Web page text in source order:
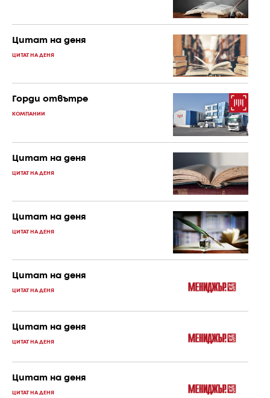
Цитат на деня
ЦИТАТ НА ДЕНЯ
Горди отвътре
КОМПАНИИ
Цитат на деня
ЦИТАТ НА ДЕНЯ
Цитат на деня
ЦИТАТ НА ДЕНЯ
Цитат на деня
ЦИТАТ НА ДЕНЯ
Цитат на деня
ЦИТАТ НА ДЕНЯ
Цитат на деня
ЦИТАТ НА ДЕНЯ